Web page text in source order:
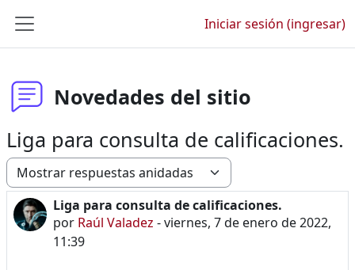
Pánel lateral
Iniciar sesión (ingresar)
Novedades del sitio
Liga para consulta de calificaciones.
Modo de visualización
Liga para consulta de calificaciones.
por Raúl Valadez -viernes, 7 de enero de 2022,
11:39
Número de respuestas: 0